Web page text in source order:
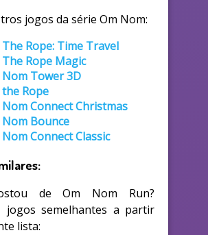
jogos da série Om Nom:
Rope: Time Travel
Rope Magic
Nom Tower 3D
Rope
Nom Connect Christmas
Nom Bounce
Connect Classic
de Om Nom Run?
jogos semelhantes a partir
lista: